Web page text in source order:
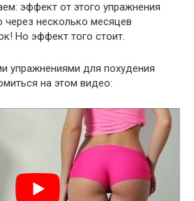
эффект от этого упражнения
через несколько месяцев
Но эффект того стоит.
упражнениями для похудения
на этом видео: